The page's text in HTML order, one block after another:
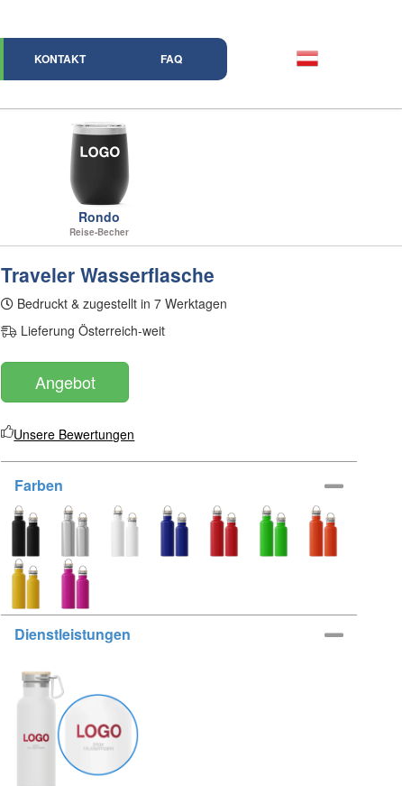
KONTAKT FAQ
Rondo
Reise-Becher
Traveler Wasserflasche
Bedruckt & zugestellt in 7 Werktagen
Lieferung Österreich-weit
Angebot
Unsere Bewertungen
Farben
Dienstleistungen